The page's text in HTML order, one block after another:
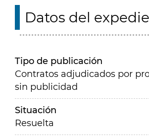
Datos del
Tipo de publicación
Contratos adjudicados por
sin publicidad
Situación
Resuelta